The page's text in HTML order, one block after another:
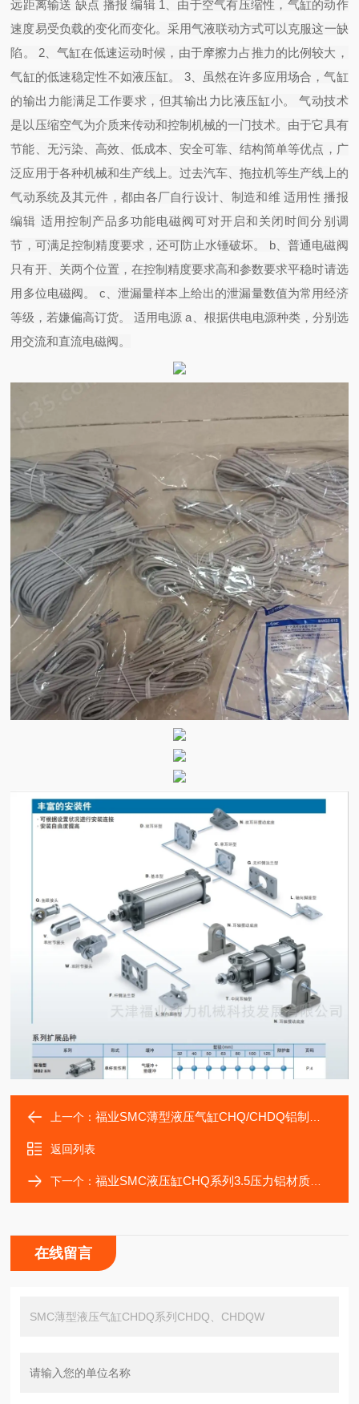
远距离输送 缺点 播报 编辑 1、由于空气有压缩性，气缸的动作
速度易受负载的变化而变化。采用气液联动方式可以克服这一缺
陷。 2、气缸在低速运动时候，由于摩擦力占推力的比例较大，
气缸的低速稳定性不如液压缸。 3、虽然在许多应用场合，气缸
的输出力能满足工作要求，但其输出力比液压缸小。 气动技术
是以压缩空气为介质来传动和控制机械的一门技术。由于它具有
节能、无污染、高效、低成本、安全可靠、结构简单等优点，广
泛应用于各种机械和生产线上。过去汽车、拖拉机等生产线上的
气动系统及其元件，都由各厂自行设计、制造和维 适用性 播报
编辑 适用控制产品多功能电磁阀可对开启和关闭时间分别调
节，可满足控制精度要求，还可防止水锤破坏。 b、普通电磁阀
只有开、关两个位置，在控制精度要求高和参数要求平稳时请选
用多位电磁阀。 c、泄漏量样本上给出的泄漏量数值为常用经济
等级，若嫌偏高订货。 适用电源 a、根据供电电源种类，分别选
用交流和直流电磁阀。
上一个：福业SMC薄型液压气缸CHQ/CHDQ铝制主体重量轻
返回列表
下一个：福业SMC液压缸CHQ系列3.5压力铝材质单杆双作用
在线留言